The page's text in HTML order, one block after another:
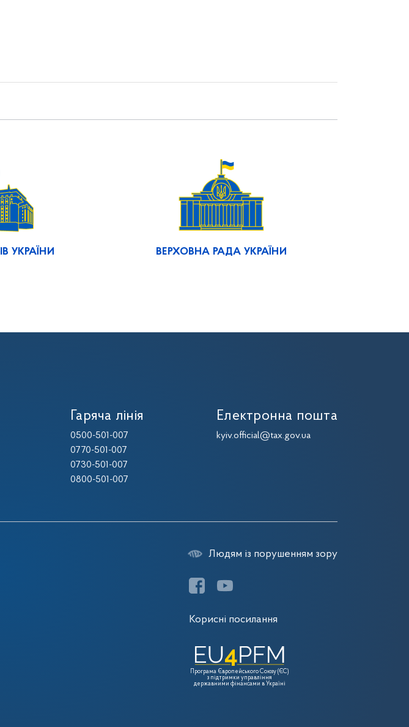
УКРАЇНИ ВЕРХОВНА РАДА УКРАЇНИ
Гаряча лінія
0500-501-007
0770-501-007
0730-501-007
0800-501-007
Електронна пошта
kyiv.official@tax.gov.ua
Людям із порушенням зору
Корисні посилання
Програма Європейського Союзу (ЄС)
з підтримки управління
державними фінансами в Україні